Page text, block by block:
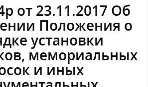
от 23.11.2017 Об
Положения о
установки
мемориальных
и иных